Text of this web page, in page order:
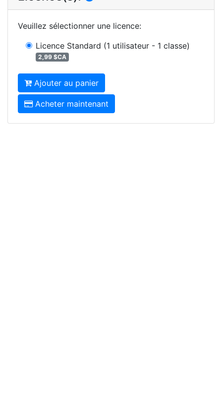
Veuillez sélectionner une licence:
Licence Standard (1 utilisateur - 1 classe)
2,99 $CA
Ajouter au panier
Acheter maintenant